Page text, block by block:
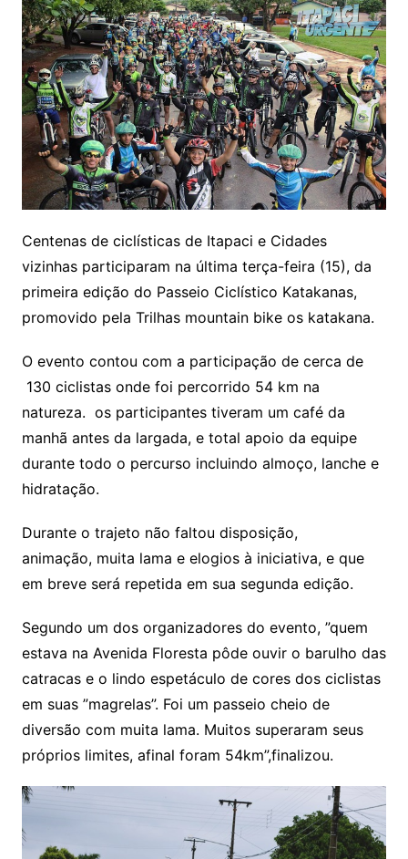
Centenas de ciclísticas de Itapaci e Cidades
vizinhas participaram na última terça-feira (15), da
primeira edição do Passeio Ciclístico Katakanas,
promovido pela Trilhas mountain bike os katakana.
O evento contou com a participação de cerca de
130 ciclistas onde foi percorrido 54 km na
natureza. os participantes tiveram um café da
manhã antes da largada, e total apoio da equipe
durante todo o percurso incluindo almoço, lanche e
hidratação.
Durante o trajeto não faltou disposição,
animação, muita lama e elogios à iniciativa, e que
em breve será repetida em sua segunda edição.
Segundo um dos organizadores do evento, ”quem
estava na Avenida Floresta pôde ouvir o barulho das
catracas e o lindo espetáculo de cores dos ciclistas
em suas ”magrelas”. Foi um passeio cheio de
diversão com muita lama. Muitos superaram seus
próprios limites, afinal foram 54km”,finalizou.